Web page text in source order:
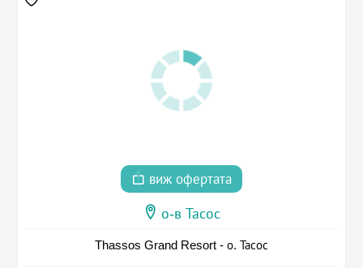
виж офертата
о-в Тасос
Thassos Grand Resort - о. Тасос